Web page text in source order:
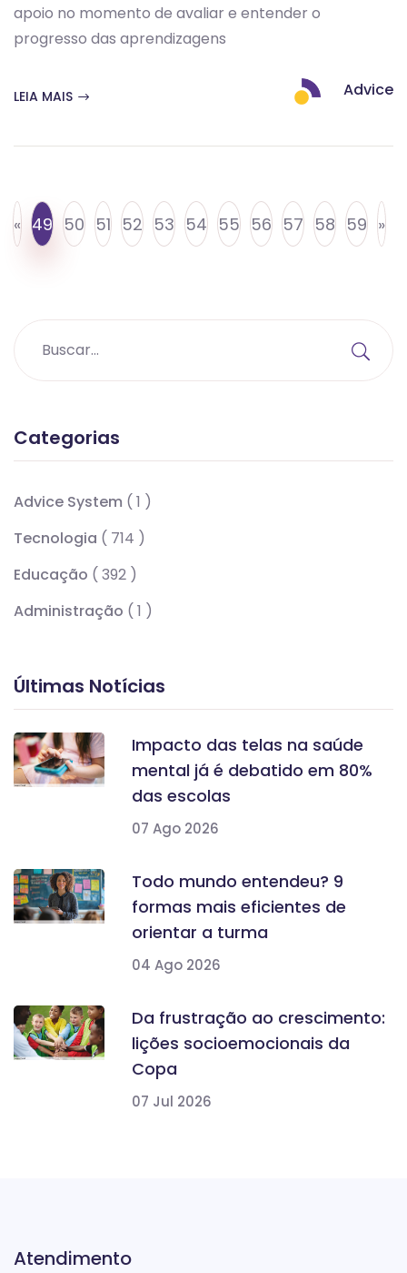
apoio no momento de avaliar e entender o
progresso das aprendizagens
LEIA MAIS Advice
« 49 50 51 52 53 54 55 56 57 58 59 »
Categorias
Advice System ( 1 )
Tecnologia ( 714 )
Educação ( 392 )
Administração ( 1 )
Últimas Notícias
Impacto das telas na saúde
mental já é debatido em 80%
das escolas
07 Ago 2026
Todo mundo entendeu? 9
formas mais eficientes de
orientar a turma
04 Ago 2026
Da frustração ao crescimento:
lições socioemocionais da
Copa
07 Jul 2026
Atendimento